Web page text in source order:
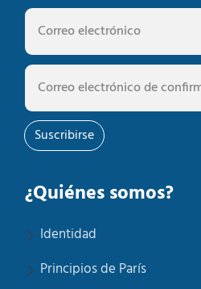
Suscribirse
¿Quiénes somos?
Identidad
Principios de París